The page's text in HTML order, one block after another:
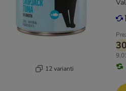
12 varianti